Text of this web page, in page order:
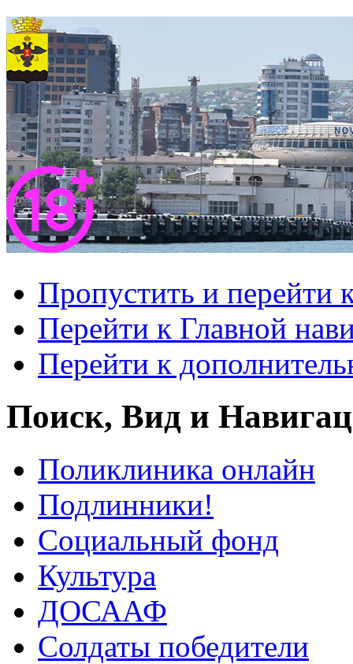
Пропустить и перейти
Перейти к Главной
Перейти к
Поиск, Вид и
Поликлиника онлайн
Подлинники!
Социальный фонд
Культура
ДОСААФ
Солдаты победители